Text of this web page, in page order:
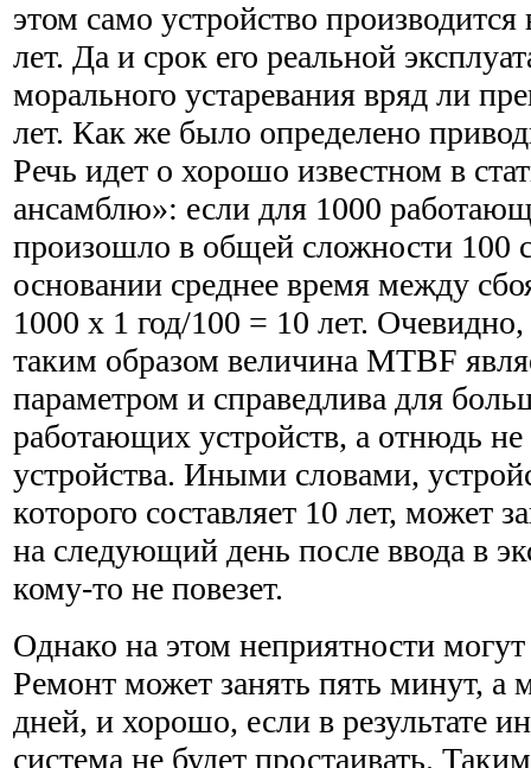
этом само устройство производится
лет. Да и срок его реальной
морального устаревания вряд ли
лет. Как же было определено
Речь идет о хорошо известном в
ансамблю»: если для 1000
произошло в общей сложности 100
основании среднее время между
1000 х 1 год/100 = 10 лет.
таким образом величина MTBF
параметром и справедлива для
работающих устройств, а отнюдь не
устройства. Иными словами,
которого составляет 10 лет, может
на следующий день после ввода в
кому-то не повезет.
Однако на этом неприятности могут
Ремонт может занять пять минут, а
дней, и хорошо, если в результате
система не будет простаивать.